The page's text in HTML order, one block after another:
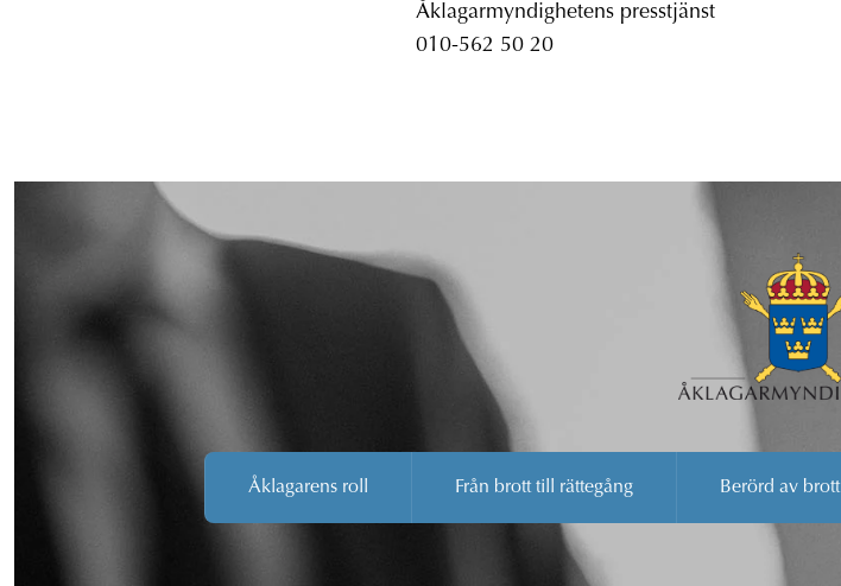
Åklagarmyndighetens presstjänst
010-562 50 20
Åklagarens roll Från brott till rättegång Berörd av brott